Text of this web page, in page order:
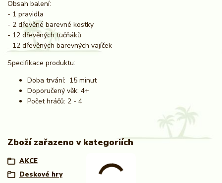
Obsah balení:
- 1 pravidla
- 2 dřevěné barevné kostky
- 12 dřevěných tučňáků
- 12 dřevěných barevných vajíček
Specifikace produktu:
Doba trvání: 15 minut
Doporučený věk: 4+
Počet hráčů: 2 - 4
Zboží zařazeno v kategoriích
AKCE
Deskové hry